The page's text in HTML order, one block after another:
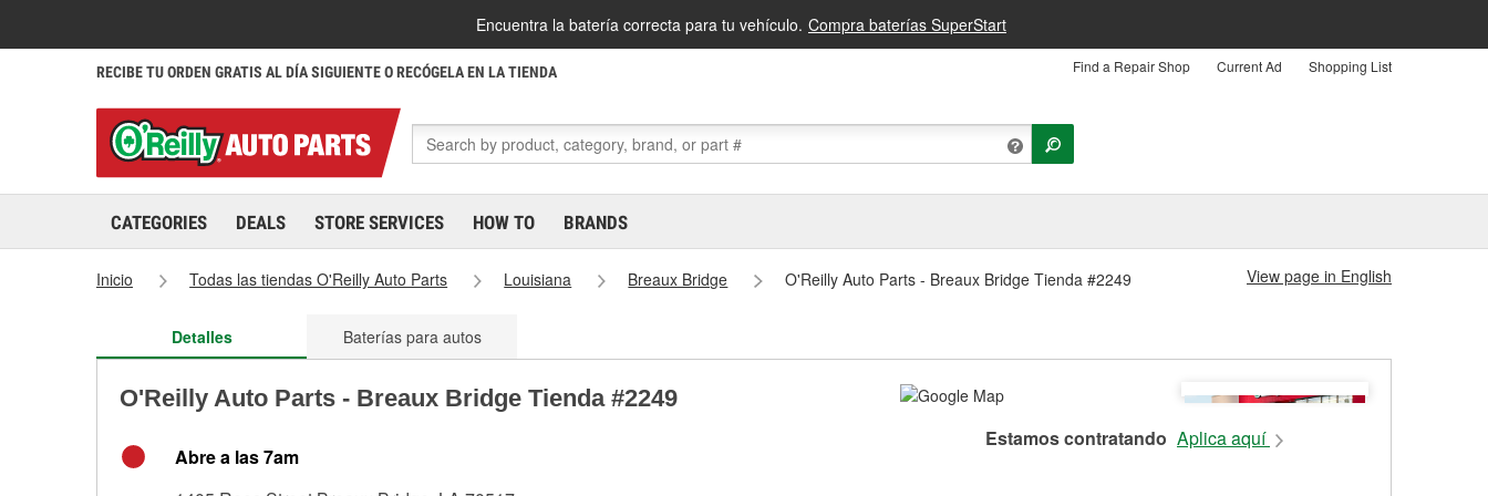
Encuentra la batería correcta para tu vehículo. Compra baterías SuperStart
RECIBE TU ORDEN GRATIS AL DÍA SIGUIENTE O RECÓGELA EN LA TIENDA Find a Repair Shop Current Ad Shopping List
CATEGORIES DEALS STORE SERVICES HOW TO BRANDS
Inicio Todas las tiendas O'Reilly Auto Parts Louisiana Breaux Bridge O'Reilly Auto Parts - Breaux Bridge Tienda #2249 View page in English
Detalles Baterías para autos
O'Reilly Auto Parts - Breaux Bridge Tienda #2249
Abre a las 7am
Estamos contratando Aplica aquí